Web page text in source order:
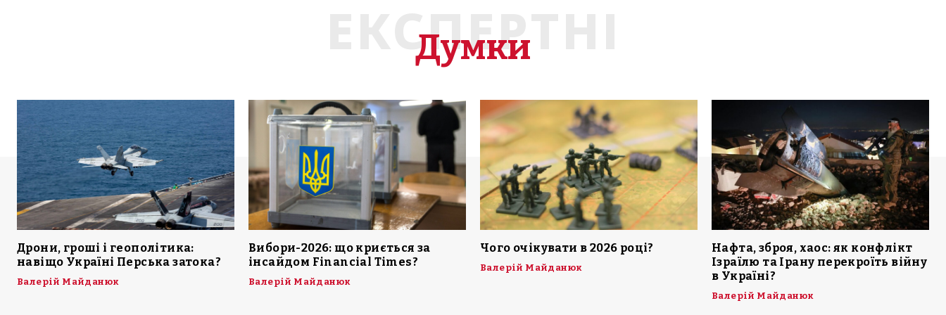
ЕКСПЕРТНІ
Думки
Дрони, гроші і геополітика:
навіщо Україні Перська затока?
Валерій Майданюк
Вибори-2026: що криється за
інсайдом Financial Times?
Валерій Майданюк
Чого очікувати в 2026 році?
Валерій Майданюк
Нафта, зброя, хаос: як конфлікт
Ізраїлю та Ірану перекроїть війну
в Україні?
Валерій Майданюк